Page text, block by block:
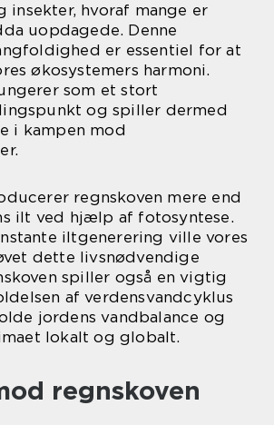
insekter, hvoraf mange er
uopdagede. Denne
er essentiel for at
økosystemers harmoni.
som et stort
og spiller dermed
i kampen mod
regnskoven mere end
ilt ved hjælp af fotosyntese.
iltgenerering ville vores
dette livsnødvendige
spiller også en vigtig
af verdensvandcyklus
jordens vandbalance og
lokalt og globalt.
regnskoven